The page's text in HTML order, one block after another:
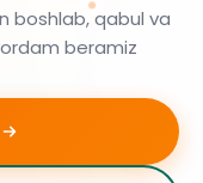
boshlab, qabul va
beramiz